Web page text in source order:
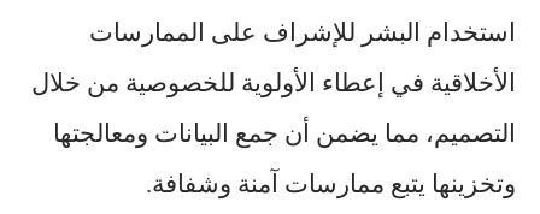
استخدام البشر للإشراف على الممارسات
الأخلاقية في إعطاء الأولوية للخصوصية من خلال
التصميم، مما يضمن أن جمع البيانات ومعالجتها
وتخزينها يتبع ممارسات آمنة وشفافة.